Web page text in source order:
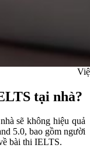
tại nhà?
sẽ không hiệu quả
5.0, bao gồm người
bài thi IELTS.